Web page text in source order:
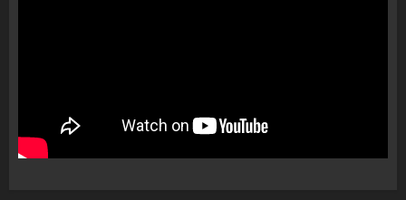
2
gazetarit grek me origjinë
shqiptare: Je mysafir këtu,
nuk duhet të flasësh!